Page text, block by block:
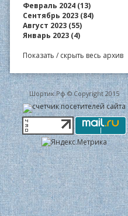
Февраль 2024 (13)
Сентябрь 2023 (84)
Август 2023 (55)
Январь 2023 (4)
Показать / скрыть весь архив
Шортик.Рф © Copyright 2015